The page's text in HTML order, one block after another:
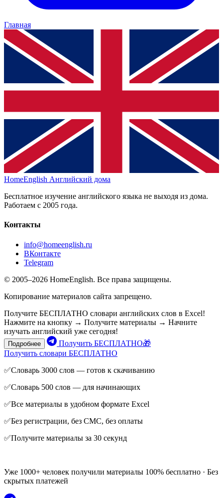
Главная
HomeEnglish Английский дома
Бесплатное изучение английского языка не выходя из дома.
Работаем с 2005 года.
Контакты
info@homeenglish.ru
ВКонтакте
Telegram
© 2005–2026 HomeEnglish. Все права защищены.
Копирование материалов сайта запрещено.
Получите БЕСПЛАТНО словари английских слов в Excel!
Нажмите на кнопку → Получите материалы → Начните
изучать английский уже сегодня!
Подробнее
Получить БЕСПЛАТНО🎁
Получить словари БЕСПЛАТНО
✅Словарь 3000 слов — готов к скачиванию
✅Словарь 500 слов — для начинающих
✅Все материалы в удобном формате Excel
✅Без регистрации, без СМС, без оплаты
✅Получите материалы за 30 секунд
Уже 1000+ человек получили материалы 100% бесплатно · Без
скрытых платежей